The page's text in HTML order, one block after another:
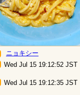
ニョキシー
Wed Jul 15 19:12:52 JST
Wed Jul 15 19:12:35 JST